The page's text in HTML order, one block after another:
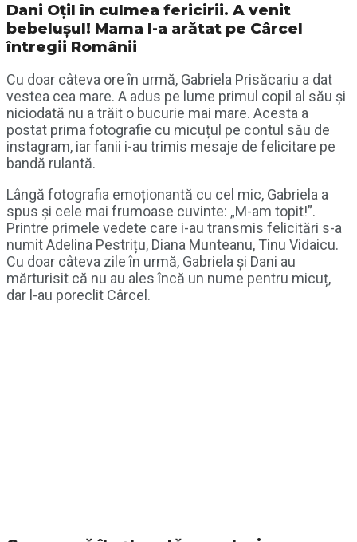
Dani Oțil în culmea fericirii. A venit
bebelușul! Mama l-a arătat pe Cârcel
întregii Românii
Cu doar câteva ore în urmă, Gabriela Prisăcariu a dat
vestea cea mare. A adus pe lume primul copil al său și
niciodată nu a trăit o bucurie mai mare. Acesta a
postat prima fotografie cu micuțul pe contul său de
instagram, iar fanii i-au trimis mesaje de felicitare pe
bandă rulantă.
Lângă fotografia emoționantă cu cel mic, Gabriela a
spus și cele mai frumoase cuvinte: „M-am topit!”.
Printre primele vedete care i-au transmis felicitări s-a
numit Adelina Pestrițu, Diana Munteanu, Tinu Vidaicu.
Cu doar câteva zile în urmă, Gabriela și Dani au
mărturisit că nu au ales încă un nume pentru micuț,
dar l-au poreclit Cârcel.